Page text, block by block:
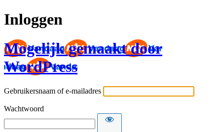
Inloggen
Mogelijk gemaakt door
WordPress
Gebruikersnaam of e-mailadres
Wachtwoord